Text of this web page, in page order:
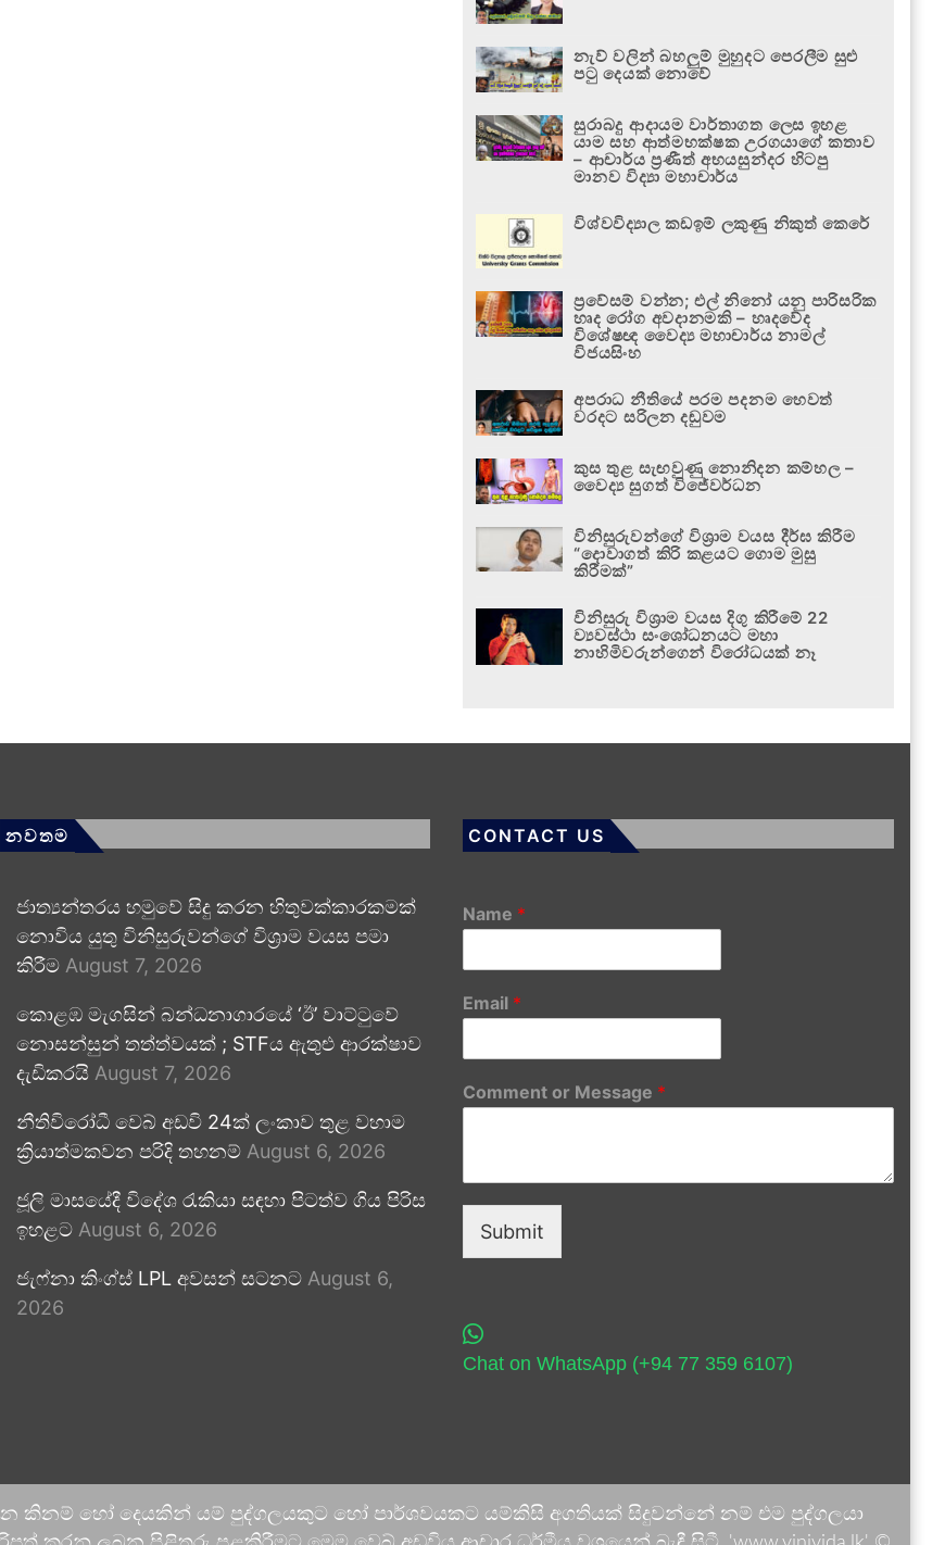
නැව් වලින් බහලුම් මුහුදට පෙරලීම සුළු
පටු දෙයක් නොවේ
සුරාබදු ආදායම වාර්තාගත ලෙස ඉහළ
යාම සහ ආත්මභක්ෂක උරගයාගේ කතාව
– ආචාර්ය ප්‍රණීත් අභයසුන්දර හිටපු
මානව විද්‍යා මහාචාර්ය
විශ්වවිද්‍යාල කඩඉම් ලකුණු නිකුත් කෙරේ
ප්‍රවේසම් වන්න; එල් නිනෝ යනු පාරිසරික
හෘද රෝග අවදානමකි – හෘදවේද
විශේෂඥ වෛද්‍ය මහාචාර්ය නාමල්
විජයසිංහ
අපරාධ නීතියේ පරම පදනම හෙවත්
වරදට සරිලන දඬුවම
කුස තුළ සැඟවුණු නොනිදන කම්හල –
වෛද්‍ය සුගත් විජේවර්ධන
විනිසුරුවන්ගේ විශ්‍රාම වයස දීර්ඝ කිරීම
“දොවාගත් කිරි කළයට ගොම මුසු
කිරීමක්”
විනිසුරු විශ්‍රාම වයස දිගු කිරීමේ 22
ව්‍යවස්ථා සංශෝධනයට මහා
නාහිමිවරුන්ගෙන් විරෝධයක් නෑ
නවතම
ජාත්‍යන්තරය හමුවේ සිදු කරන හිතුවක්කාරකමක්
නොවිය යුතු විනිසුරුවන්ගේ විශ්‍රාම වයස පමා
කිරීම August 7, 2026
කොළඹ මැගසින් බන්ධනාගාරයේ ‘ඊ’ වාට්ටුවේ
නොසන්සුන් තත්ත්වයක් ; STFය ඇතුළු ආරක්ෂාව
දැඩිකරයි August 7, 2026
නීතිවිරෝධී වෙබ් අඩවි 24ක් ලංකාව තුළ වහාම
ක්‍රියාත්මකවන පරිදි තහනම් August 6, 2026
ජූලි මාසයේදී විදේශ රැකියා සඳහා පිටත්ව ගිය පිරිස
ඉහළට August 6, 2026
ජැෆ්නා කිංග්ස් LPL අවසන් සටනට August 6,
2026
CONTACT US
Name *
Email *
Comment or Message *
Submit
Chat on WhatsApp (+94 77 359 6107)
කිනම් හෝ දෙයකින් යම් පුද්ගලයකුට හෝ පාර්ශවයකට යම්කිසි අගතියක් සිදුවන්නේ නම් එම පුද්ගලයා